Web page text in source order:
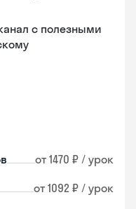
с полезными
от 1470 ₽ / урок
от 1092 ₽ / урок